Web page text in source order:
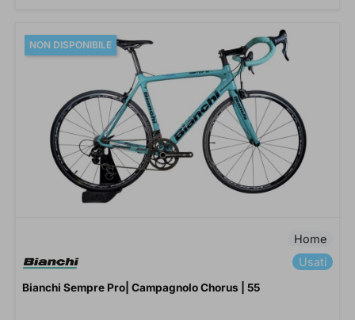
Home
Usati
Bianchi Sempre Pro| Campagnolo Chorus | 55
NON DISPONIBILE